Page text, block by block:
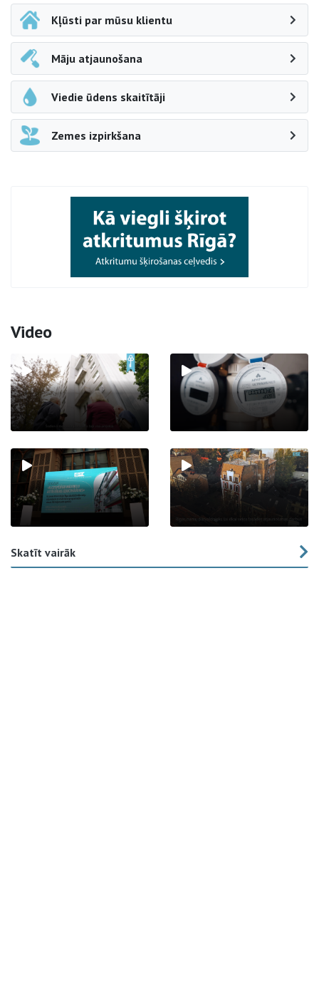
Kļūsti par mūsu klientu
Māju atjaunošana
Viedie ūdens skaitītāji
Zemes izpirkšana
Video
Skatīt vairāk